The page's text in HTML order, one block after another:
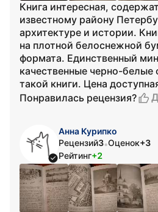
Книга интересная,
известному району
архитектуре и истории.
на плотной белоснежной
формата. Единственный
качественные черно-белые
такой книги. Цена
Понравилась рецензия?
Анна Курипко
Рецензий3•Оценок+3
Рейтинг+2